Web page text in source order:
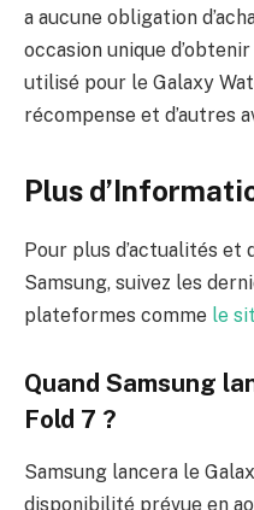
a aucune obligation
occasion unique
utilisé pour le Galaxy
récompense et d’autres
Plus
Pour plus d’actualités et
Samsung, suivez les
plateformes comme le
Quand Samsung
Fold 7 ?
Samsung lancera le
disponibilité prévue en